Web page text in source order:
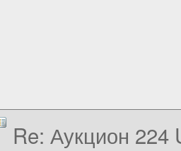
Re: Аукцион 224